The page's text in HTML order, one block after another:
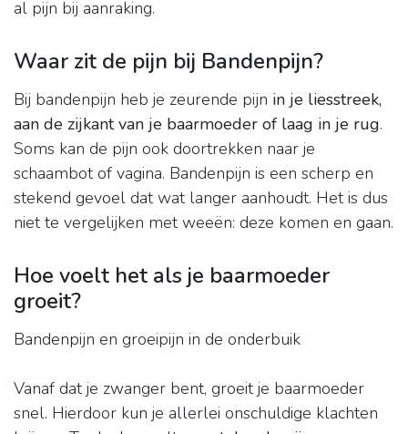
al pijn bij aanraking.
Waar zit de pijn bij Bandenpijn?
Bij bandenpijn heb je zeurende pijn in je liesstreek,
aan de zijkant van je baarmoeder of laag in je rug.
Soms kan de pijn ook doortrekken naar je
schaambot of vagina. Bandenpijn is een scherp en
stekend gevoel dat wat langer aanhoudt. Het is dus
niet te vergelijken met weeën: deze komen en gaan.
Hoe voelt het als je baarmoeder
groeit?
Bandenpijn en groeipijn in de onderbuik
Vanaf dat je zwanger bent, groeit je baarmoeder
snel. Hierdoor kun je allerlei onschuldige klachten